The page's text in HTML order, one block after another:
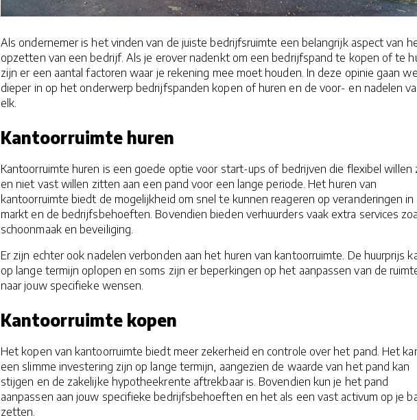
Als ondernemer is het vinden van de juiste bedrijfsruimte een belangrijk aspect van
opzetten van een bedrijf. Als je erover nadenkt om een bedrijfspand te kopen of te
zijn er een aantal factoren waar je rekening mee moet houden. In deze opinie gaan
dieper in op het onderwerp bedrijfspanden kopen of huren en de voor- en nadelen
elk.
Kantoorruimte huren
Kantoorruimte huren is een goede optie voor start-ups of bedrijven die flexibel willen
en niet vast willen zitten aan een pand voor een lange periode. Het huren van
kantoorruimte biedt de mogelijkheid om snel te kunnen reageren op veranderingen in
markt en de bedrijfsbehoeften. Bovendien bieden verhuurders vaak extra services
schoonmaak en beveiliging.
Er zijn echter ook nadelen verbonden aan het huren van kantoorruimte. De huurprijs
op lange termijn oplopen en soms zijn er beperkingen op het aanpassen van de
naar jouw specifieke wensen.
Kantoorruimte kopen
Het kopen van kantoorruimte biedt meer zekerheid en controle over het pand. Het
een slimme investering zijn op lange termijn, aangezien de waarde van het pand kan
stijgen en de zakelijke hypotheekrente aftrekbaar is. Bovendien kun je het pand
aanpassen aan jouw specifieke bedrijfsbehoeften en het als een vast activum op je
zetten.